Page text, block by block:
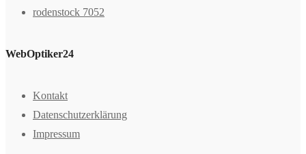
rodenstock 7052
WebOptiker24
Kontakt
Datenschutzerklärung
Impressum